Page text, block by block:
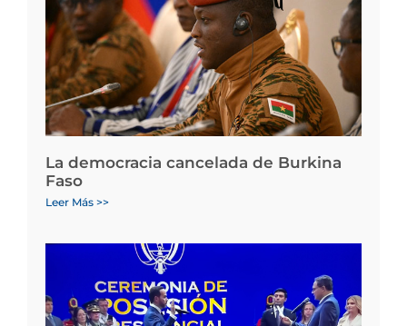
La democracia cancelada de Burkina
Faso
Leer Más >>